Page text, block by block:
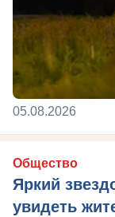
05.08.2026
Общество
Яркий
увидеть